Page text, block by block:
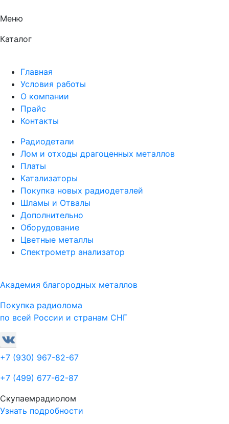
Меню
Каталог
Главная
Условия работы
О компании
Прайс
Контакты
Радиодетали
Лом и отходы драгоценных металлов
Платы
Катализаторы
Покупка новых радиодеталей
Шламы и Отвалы
Дополнительно
Оборудование
Цветные металлы
Спектрометр анализатор
Академия благородных металлов
Покупка радиолома
по всей России и странам СНГ
+7 (930) 967-82-67
+7 (499) 677-62-87
Скупаемрадиолом
Узнать подробности